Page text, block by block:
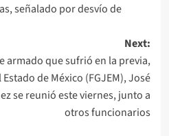
señalado por desvío de
Next:
armado que sufrió en la previa,
de México (FGJEM), José
se reunió este viernes, junto a
otros funcionarios